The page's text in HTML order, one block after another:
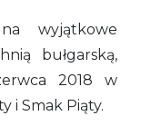
wyjątkowe
bułgarską,
2018 w
i Smak Piąty.